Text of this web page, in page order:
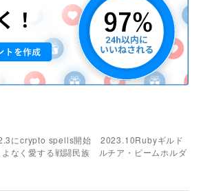
にcrypto spells開始 2023.10Rubyギルド
なく愛する戦闘民族 ルチア・ピームホルダ